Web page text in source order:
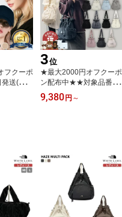
フクーポ
送(休日
注文)
ール キ
K-
用 【正規
料無
3位
★最大2000円オフクーポ
ン配布中★★対象品番当
日発送(休日除く13:30ま
での注文)★【対象品番お
ショルダーバッグ 3WAY
韓国ファッション THE N
ORTH FACE 【正規品/関
税込/送料無料】
9,380 円 ～